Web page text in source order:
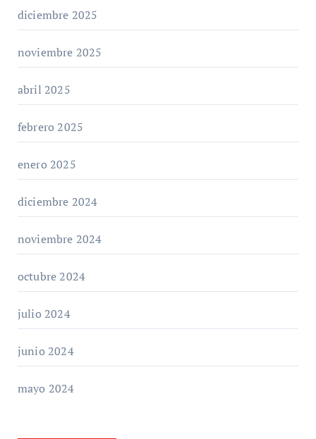
diciembre 2025
noviembre 2025
abril 2025
febrero 2025
enero 2025
diciembre 2024
noviembre 2024
octubre 2024
julio 2024
junio 2024
mayo 2024